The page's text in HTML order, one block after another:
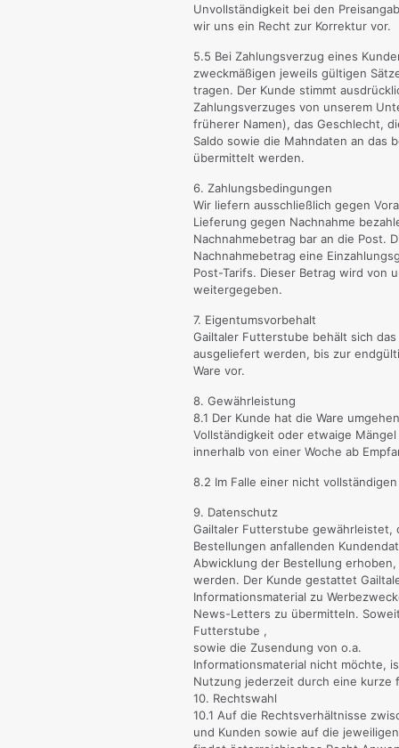
Unvollständigkeit bei den
wir uns ein Recht zur Korrektur vor.
5.5 Bei Zahlungsverzug eines
zweckmäßigen jeweils gültigen
tragen. Der Kunde stimmt
Zahlungsverzuges von unserem
früherer Namen), das Geschlecht,
Saldo sowie die Mahndaten an das
übermittelt werden.
6. Zahlungsbedingungen
Wir liefern ausschließlich gegen
Lieferung gegen Nachnahme
Nachnahmebetrag bar an die Post.
Nachnahmebetrag eine
Post-Tarifs. Dieser Betrag wird von
weitergegeben.
7. Eigentumsvorbehalt
Gailtaler Futterstube behält sich
ausgeliefert werden, bis zur
Ware vor.
8. Gewährleistung
8.1 Der Kunde hat die Ware
Vollständigkeit oder etwaige
innerhalb von einer Woche ab
8.2 Im Falle einer nicht
9. Datenschutz
Gailtaler Futterstube gewährleistet,
Bestellungen anfallenden
Abwicklung der Bestellung
werden. Der Kunde gestattet
Informationsmaterial zu
News-Letters zu übermitteln.
Futterstube ,
sowie die Zusendung von o.a.
Informationsmaterial nicht möchte,
Nutzung jederzeit durch eine
10. Rechtswahl
10.1 Auf die Rechtsverhältnisse
und Kunden sowie auf die